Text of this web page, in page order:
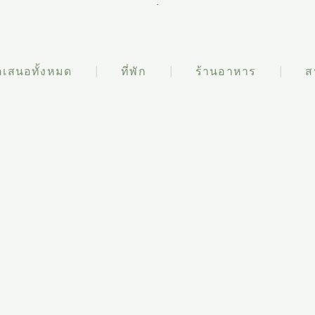
สนอทั้งหมด ที่พัก ร้านอาหาร